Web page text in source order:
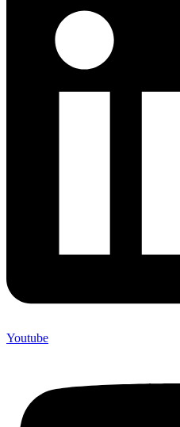
Youtube